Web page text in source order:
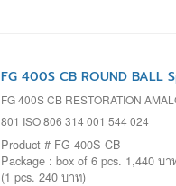
FG 400S CB ROUND BALL
FG 400S CB RESTORATION
801 ISO 806 314 001 544 024
Product # FG 400S CB
Package : box of 6 pcs. 1,440 บา
(1 pcs. 240 บาท)